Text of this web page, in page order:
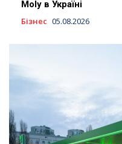
Moly в Україні
Бізнес 05.08.2026